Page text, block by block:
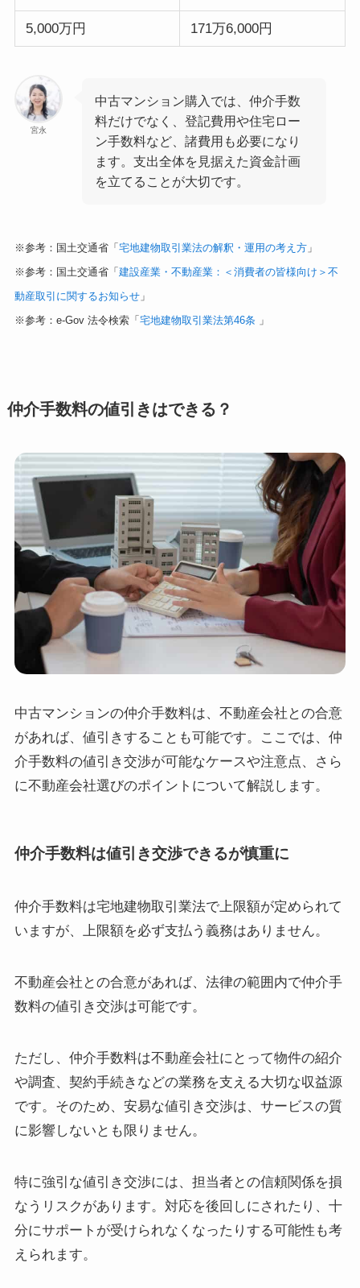
5,000万円 171万6,000円
宮永
中古マンション購入では、仲介手数
料だけでなく、登記費用や住宅ロー
ン手数料など、諸費用も必要になり
ます。支出全体を見据えた資金計画
を立てることが大切です。
※参考：国土交通省「 宅地建物取引業法の解釈・運用の考え方」
※参考：国土交通省「 建設産業・不動産業：＜消費者の皆様向け＞不
動産取引に関するお知らせ」
※参考：e-Gov 法令検索「 宅地建物取引業法第46条 」
仲介手数料の値引きはできる？
中古マンションの仲介手数料は、不動産会社との合意
があれば、値引きすることも可能です。ここでは、仲
介手数料の値引き交渉が可能なケースや注意点、さら
に不動産会社選びのポイントについて解説します。
仲介手数料は値引き交渉できるが慎重に
仲介手数料は宅地建物取引業法で上限額が定められて
いますが、上限額を必ず支払う義務はありません。
不動産会社との合意があれば、法律の範囲内で仲介手
数料の値引き交渉は可能です。
ただし、仲介手数料は不動産会社にとって物件の紹介
や調査、契約手続きなどの業務を支える大切な収益源
です。そのため、安易な値引き交渉は、サービスの質
に影響しないとも限りません。
特に強引な値引き交渉には、担当者との信頼関係を損
なうリスクがあります。対応を後回しにされたり、十
分にサポートが受けられなくなったりする可能性も考
えられます。